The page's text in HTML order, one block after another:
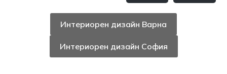
Интериорен дизайн Варна
Интериорен дизайн София